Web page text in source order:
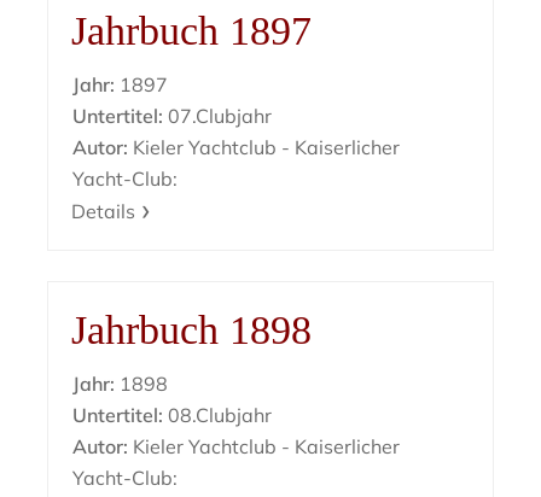
Jahrbuch 1897
Jahr: 1897
Untertitel: 07.Clubjahr
Autor: Kieler Yachtclub - Kaiserlicher
Yacht-Club:
Details
Jahrbuch 1898
Jahr: 1898
Untertitel: 08.Clubjahr
Autor: Kieler Yachtclub - Kaiserlicher
Yacht-Club: